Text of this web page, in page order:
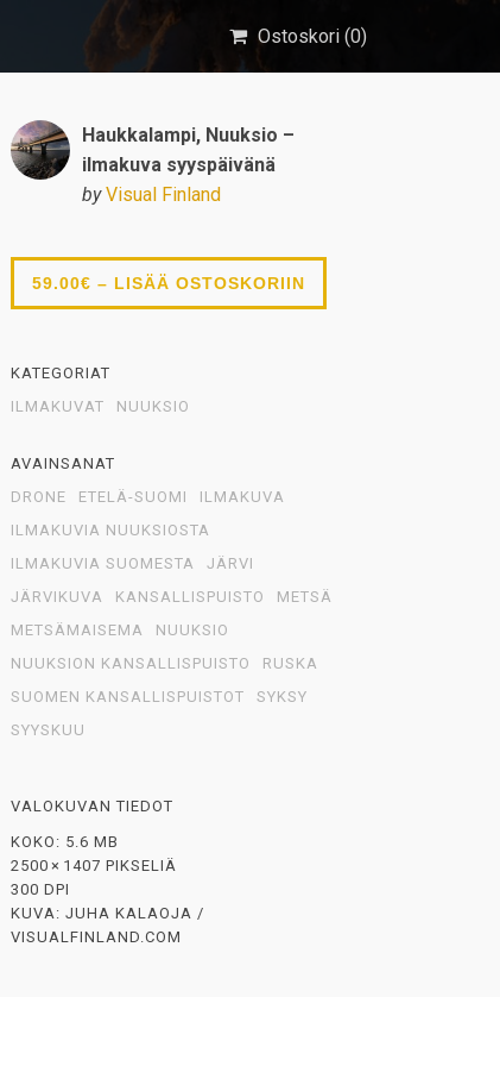
Ostoskori (0)
Haukkalampi, Nuuksio –
ilmakuva syyspäivänä
by Visual Finland
59.00€ – LISÄÄ OSTOSKORIIN
KATEGORIAT
ILMAKUVAT
NUUKSIO
AVAINSANAT
DRONE
ETELÄ-SUOMI
ILMAKUVA
ILMAKUVIA NUUKSIOSTA
ILMAKUVIA SUOMESTA
JÄRVI
JÄRVIKUVA
KANSALLISPUISTO
METSÄ
METSÄMAISEMA
NUUKSIO
NUUKSION KANSALLISPUISTO
RUSKA
SUOMEN KANSALLISPUISTOT
SYKSY
SYYSKUU
VALOKUVAN TIEDOT
KOKO: 5.6 MB
2500 × 1407 PIKSELIÄ
300 DPI
KUVA: JUHA KALAOJA /
VISUALFINLAND.COM